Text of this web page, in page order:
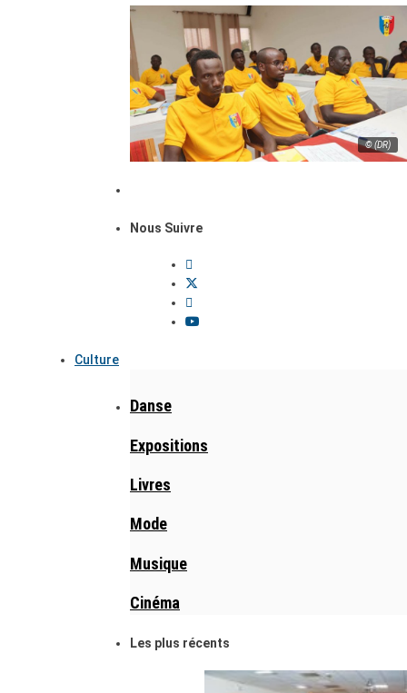
© (DR)
Nous Suivre
Culture
Danse
Expositions
Livres
Mode
Musique
Cinéma
Les plus récents